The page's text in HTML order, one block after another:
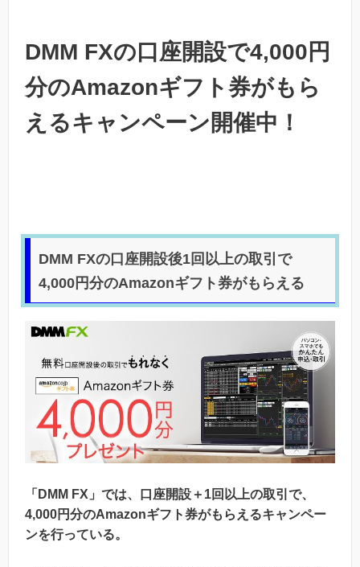
DMM FXの口座開設で4,000円
分のAmazonギフト券がもら
えるキャンペーン開催中！
DMM FXの口座開設後1回以上の取引で
4,000円分のAmazonギフト券がもらえる
「DMM FX」では、口座開設＋1回以上の取引で、
4,000円分のAmazonギフト券がもらえるキャンペー
ンを行っている。